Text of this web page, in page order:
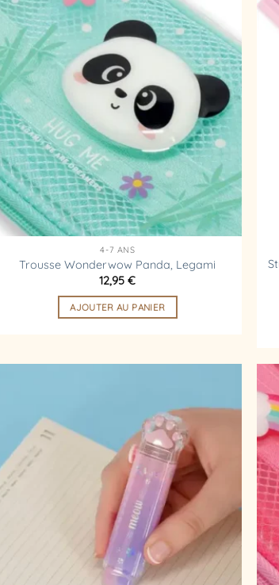
Ajouter
à la
liste
d’envies
4-7 ANS
Trousse Wonderwow Panda, Legami
12,95€
AJOUTER AU PANIER
Ajouter